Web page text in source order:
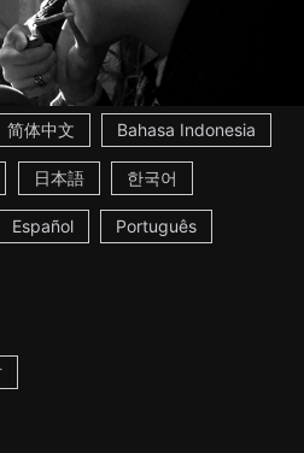
简体中文 Bahasa Indonesia
日本語 한국어
Español Português